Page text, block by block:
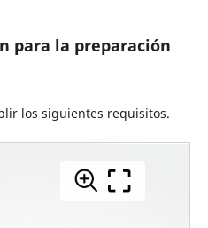
para la preparación
los siguientes requisitos.